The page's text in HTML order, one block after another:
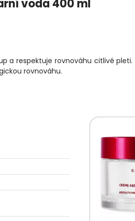
voda 400 ml
a respektuje rovnováhu citlivé pleti.
rovnováhu.